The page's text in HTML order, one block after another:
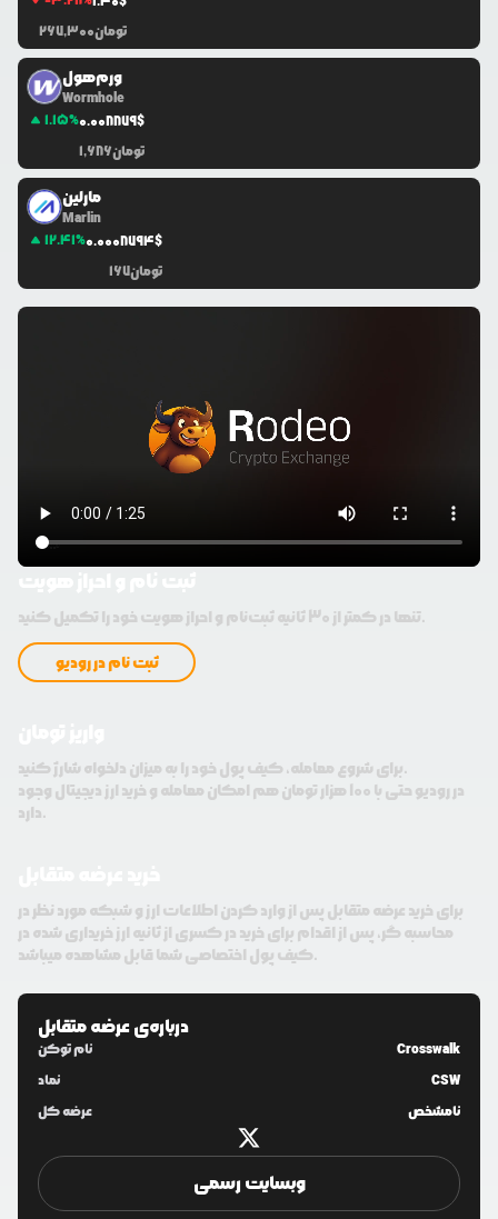
267,300تومان
ورم‌هول
Wormhole
1.15%0.008879$
1,686تومان
مارلین
Marlin
12.41%0.0008794$
167تومان
تنها در کمتر از 30 ثانیه ثبت‌نام و احراز هویت خود را تکمیل کنید.
ثبت نام در رودیو
برای شروع معامله، کیف پول خود را به میزان دلخواه شارژ کنید.
در رودیو حتی با 100 هزار تومان هم امکان معامله و خرید ارز دیجیتال وجود
دارد.
برای خرید عرضه متقابل پس از وارد کردن اطلاعات ارز و شبکه مورد نظر در
محاسبه گر، پس از اقدام برای خرید در کسری از ثانیه ارز خریداری شده در
کیف پول اختصاصی شما قابل مشاهده میباشد.
درباره‌یعرضه متقابل
نام توکن
Crosswalk
نماد
CSW
عرضه کل
نامشخص
وبسایت رسمی